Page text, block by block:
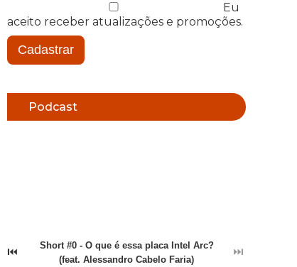
Eu
aceito receber atualizações e promoções.
Cadastrar
Podcast
⏮
Short #0 - O que é essa placa Intel Arc?
(feat. Alessandro Cabelo Faria)
⏭